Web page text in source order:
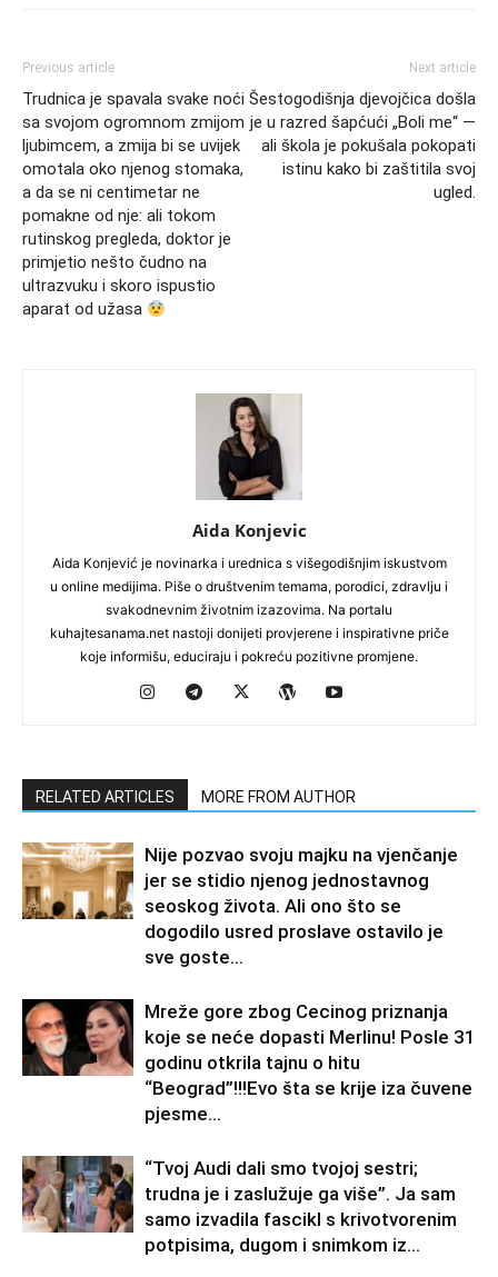
Previous article
Trudnica je spavala svake noći
sa svojom ogromnom zmijom
ljubimcem, a zmija bi se uvijek
omotala oko njenog stomaka,
a da se ni centimetar ne
pomakne od nje: ali tokom
rutinskog pregleda, doktor je
primjetio nešto čudno na
ultrazvuku i skoro ispustio
aparat od užasa
Next article
Šestogodišnja djevojčica došla
je u razred šapćući „Boli me“ —
ali škola je pokušala pokopati
istinu kako bi zaštitila svoj
ugled.
Aida Konjevic
Aida Konjević je novinarka i urednica s višegodišnjim iskustvom
u online medijima. Piše o društvenim temama, porodici, zdravlju i
svakodnevnim životnim izazovima. Na portalu
kuhajtesanama.net nastoji donijeti provjerene i inspirativne priče
koje informišu, educiraju i pokreću pozitivne promjene.
RELATED ARTICLES MORE FROM AUTHOR
Nije pozvao svoju majku na vjenčanje
jer se stidio njenog jednostavnog
seoskog života. Ali ono što se
dogodilo usred proslave ostavilo je
sve goste...
Mreže gore zbog Cecinog priznanja
koje se neće dopasti Merlinu! Posle 31
godinu otkrila tajnu o hitu
“Beograd”!!!Evo šta se krije iza čuvene
pjesme...
“Tvoj Audi dali smo tvojoj sestri;
trudna je i zaslužuje ga više”. Ja sam
samo izvadila fascikl s krivotvorenim
potpisima, dugom i snimkom iz...